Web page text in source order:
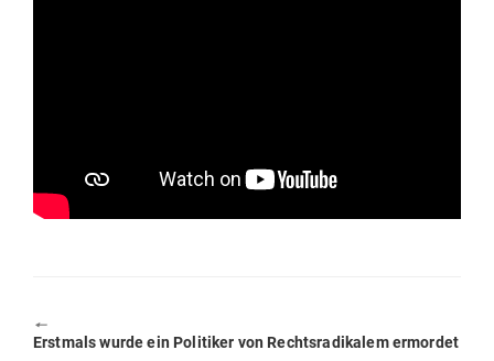
🠔
Previous
Erstmals wurde ein Poli­tiker von Rechts­ra­di­kalem ermordet